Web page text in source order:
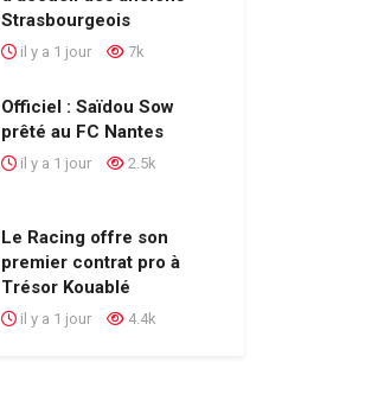
Strasbourgeois
il y a 1 jour 7k
Officiel : Saïdou Sow
prêté au FC Nantes
il y a 1 jour 2.5k
Le Racing offre son
premier contrat pro à
Trésor Kouablé
il y a 1 jour 4.4k